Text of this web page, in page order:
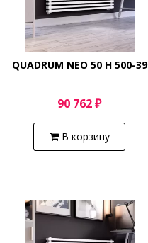
QUADRUM NEO 50 H 500-39
90 762 ₽
В корзину